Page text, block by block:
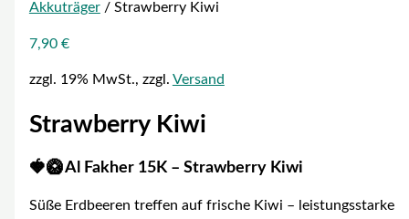
Akkuträger/ Strawberry Kiwi
7,90 €
zzgl. 19% MwSt., zzgl. Versand
Strawberry Kiwi
🍓🥝 Al Fakher 15K – Strawberry Kiwi
Süße Erdbeeren treffen auf frische Kiwi – leistungsstarke